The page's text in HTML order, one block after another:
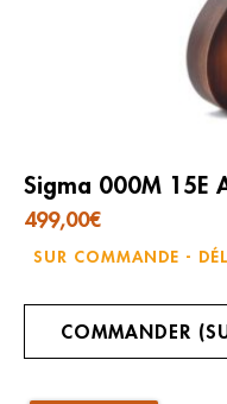
Sigma 000M 15E
499,00€
SUR COMMANDE -
COMMANDER